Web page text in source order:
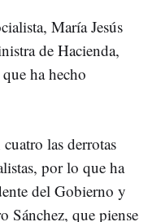
María Jesús
de Hacienda,
ha hecho
las derrotas
por lo que ha
del Gobierno y
Sánchez, que piense